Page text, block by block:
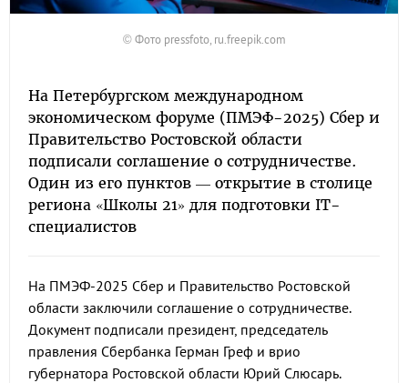
© Фото pressfoto, ru.freepik.com
На Петербургском международном
экономическом форуме (ПМЭФ-2025) Сбер и
Правительство Ростовской области
подписали соглашение о сотрудничестве.
Один из его пунктов — открытие в столице
региона «Школы 21» для подготовки IT-
специалистов
На ПМЭФ-2025 Сбер и Правительство Ростовской
области заключили соглашение о сотрудничестве.
Документ подписали президент, председатель
правления Сбербанка Герман Греф и врио
губернатора Ростовской области Юрий Слюсарь.